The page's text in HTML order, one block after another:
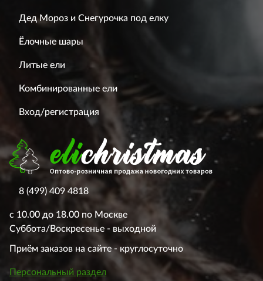
Дед Мороз и Снегурочка под елку
Ёлочные шары
Литые ели
Комбинированные ели
Вход/регистрация
8 (499) 409 4818
с 10.00 до 18.00 по Москве
Суббота/Воскресенье - выходной
Приём заказов на сайте - круглосуточно
Персональный раздел